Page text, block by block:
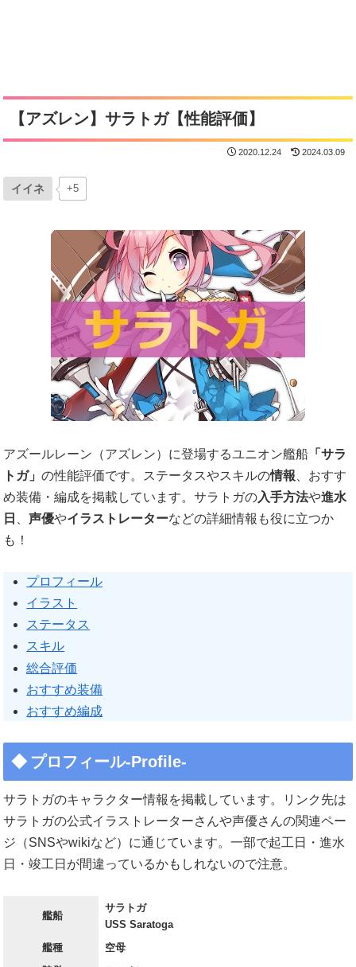
【アズレン】サラトガ【性能評価】
2020.12.24 2024.03.09
イイネ +5
アズールレーン（アズレン）に登場するユニオン艦船 「サラ
トガ」 の性能評価です。ステータスやスキルの情報 、おすす
め装備・編成を掲載しています。サラトガの入手方法や進水
日
声優やイラストレーターなどの詳細情報も役に立つか
も！
プロフィール
イラスト
ステータス
スキル
総合評価
おすすめ装備
おすすめ編成
プロフィール-Profile-
サラトガのキャラクター情報を掲載しています。リンク先は
サラトガの公式イラストレーターさんや声優さんの関連ペー
ジ（SNSやwikiなど）に通じています。一部で起工日・進水
日・竣工日が間違っているかもしれないので注意。
艦船
サラトガ
USS Saratoga
艦種
空母